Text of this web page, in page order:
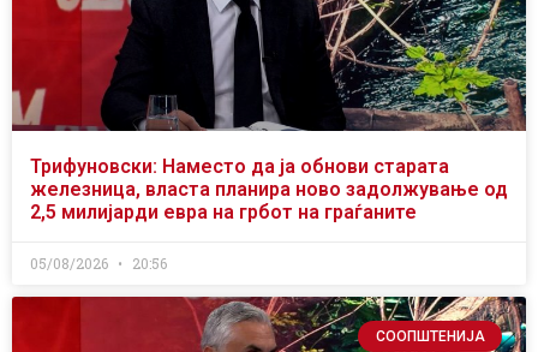
Трифуновски: Наместо да ја обнови старата
железница, власта планира ново задолжување од
2,5 милијарди евра на грбот на граѓаните
05/08/2026 20:56
СООПШТЕНИЈА